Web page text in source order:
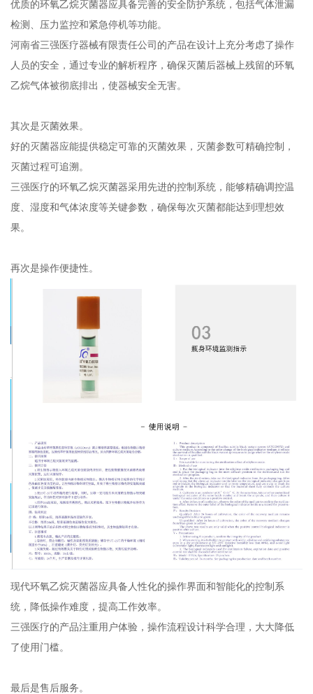
优质的环氧乙烷灭菌器应具备完善的安全防护系统，包括气体泄漏
检测、压力监控和紧急停机等功能。
河南省三强医疗器械有限责任公司的产品在设计上充分考虑了操作
人员的安全，通过专业的解析程序，确保灭菌后器械上残留的环氧
乙烷气体被彻底排出，使器械安全无害。
其次是灭菌效果。
好的灭菌器应能提供稳定可靠的灭菌效果，灭菌参数可精确控制，
灭菌过程可追溯。
三强医疗的环氧乙烷灭菌器采用先进的控制系统，能够精确调控温
度、湿度和气体浓度等关键参数，确保每次灭菌都能达到理想效
果。
再次是操作便捷性。
现代环氧乙烷灭菌器应具备人性化的操作界面和智能化的控制系
统，降低操作难度，提高工作效率。
三强医疗的产品注重用户体验，操作流程设计科学合理，大大降低
了使用门槛。
最后是售后服务。